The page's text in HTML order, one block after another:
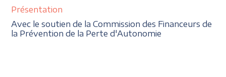
Présentation
Avec le soutien de la Commission des Financeurs de
la Prévention de la Perte d'Autonomie